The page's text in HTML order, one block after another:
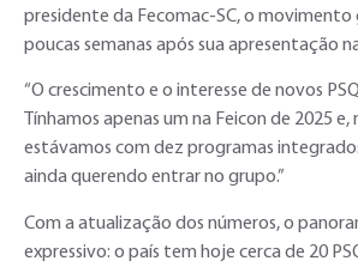
presidente da Fecomac-SC, o
poucas semanas após sua apresentação
“O crescimento e o interesse de novos
Tínhamos apenas um na Feicon de 2025
estávamos com dez programas
ainda querendo entrar no grupo.”
Com a atualização dos números, o
expressivo: o país tem hoje cerca de 20